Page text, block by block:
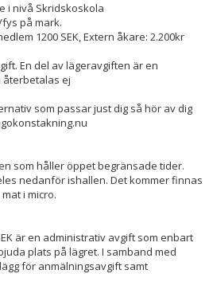
i nivå Skridskoskola
på mark.
1200 SEK, Extern åkare: 2.200kr
En del av lägeravgiften är en
återbetalas ej
som passar just dig så hör av dig
som håller öppet begränsade tider.
nedanför ishallen. Det kommer finnas
i micro.
är en administrativ avgift som enbart
plats på lägret. I samband med
för anmälningsavgift samt